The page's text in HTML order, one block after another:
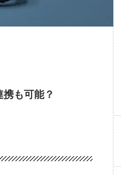
も可能？